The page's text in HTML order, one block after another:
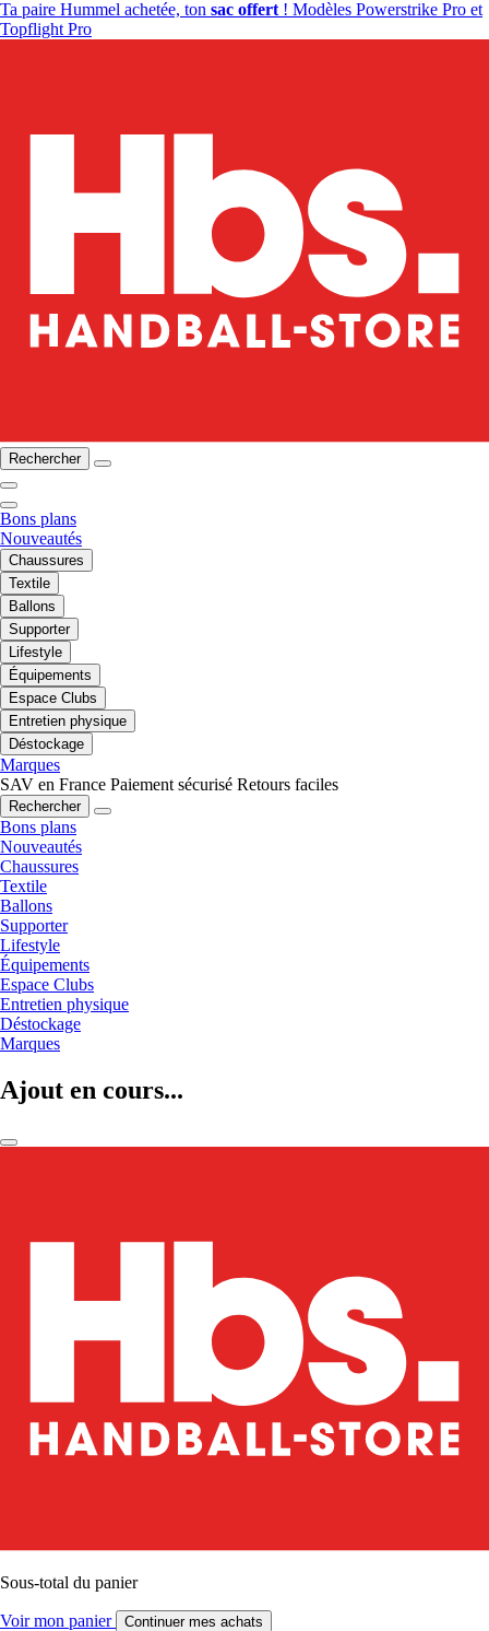
Ta paire Hummel achetée, ton sac offert ! Modèles Powerstrike Pro et
Topflight Pro
Rechercher
Bons plans
Nouveautés
Chaussures
Textile
Ballons
Supporter
Lifestyle
Équipements
Espace Clubs
Entretien physique
Déstockage
Marques
SAV en France Paiement sécurisé Retours faciles
Rechercher
Bons plans
Nouveautés
Chaussures
Textile
Ballons
Supporter
Lifestyle
Équipements
Espace Clubs
Entretien physique
Déstockage
Marques
Ajout en cours...
Sous-total du panier
Voir mon panier Continuer mes achats